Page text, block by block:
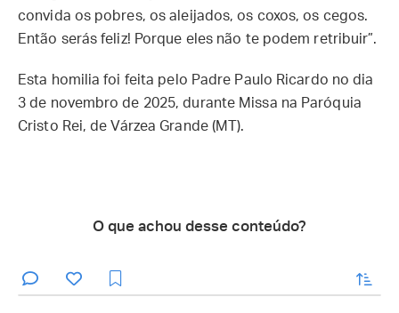
convida os pobres, os aleijados, os coxos, os cegos.
Então serás feliz! Porque eles não te podem retribuir”.
Esta homilia foi feita pelo Padre Paulo Ricardo no dia
3 de novembro de 2025, durante Missa na Paróquia
Cristo Rei, de Várzea Grande (MT).
O que achou desse conteúdo?
enviar